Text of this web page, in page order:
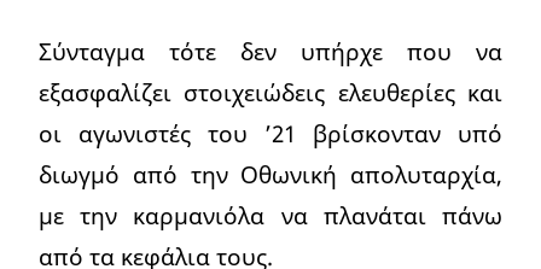
Σύνταγμα τότε δεν υπήρχε που να
εξασφαλίζει στοιχειώδεις ελευθερίες και
οι αγωνιστές του ’21 βρίσκονταν υπό
διωγμό από την Οθωνική απολυταρχία,
με την καρμανιόλα να πλανάται πάνω
από τα κεφάλια τους.